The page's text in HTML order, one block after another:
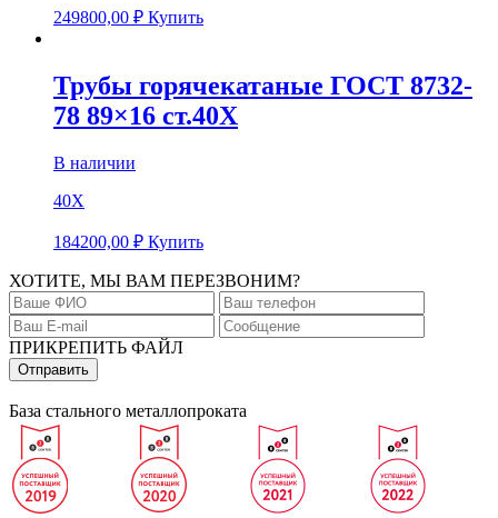
249800,00 ₽ Купить
Трубы горячекатаные ГОСТ 8732-
78 89×16 ст.40Х
В наличии
40Х
184200,00 ₽ Купить
ХОТИТЕ, МЫ ВАМ ПЕРЕЗВОНИМ?
ПРИКРЕПИТЬ ФАЙЛ
База стального металлопроката